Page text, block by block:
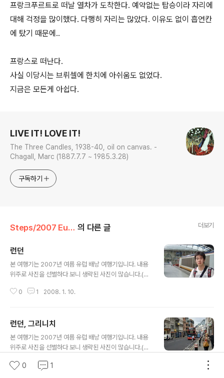
프랑크푸르트로 떠날 열차가 도착한다. 예약없는 탑승이라 자리에
대해 걱정을 많이했다. 다행히 자리는 많았다. 이유도 없이 흡연칸
에 탔기 때문에..
프랑스로 떠난다.
사실 이당시는 브뤼셀에 한치에 아쉬움도 없었다.
지금은 모든게 아쉽다.
LIVE IT! LOVE IT!
The Three Candles, 1938-40, oil on canvas. -
Chagall, Marc (1887.7.7 ~ 1985.3.28)
구독하기
Steps/2007 Europe 의 다른 글 더보기
런던
본 여행기는 2007년 여름 유럽 배낭 여행기입니다. 내용
위주로 사진을 선별하다 보니 생략된 사진이 많습니다.(9
사진을 클릭하시면 내용없이 사진만 크게 이어서 보실 수
장해서 제대로 둘러보지 못했던 곳. 마지막날 되니깐 여유
가 생겨 다시 보게 되더라는.. 여유인지 아쉬움인지.. 빌리
엘리엇 극장이다. 한국에서는 보기 힘들 것 같은 이 뮤지컬
을 봤어야 하는 것인데... 출근 시간대 사람들의 모습은 어
디나 같다. 당신들은 볼 수 없는 장면을 관광객은 발견할 수
0 1 2008. 1. 10.
런던, 그리니치
본 여행기는 2007년 여름 유럽 배낭 여행기입니다. 내용
위주로 사진을 선별하다 보니 생략된 사진이 많습니다.(9
사진을 클릭하시면 내용없이 사진만 크게 이어서 보실 수
0 2008. 1. 5.
0 1